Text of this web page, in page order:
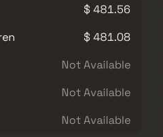
$ 481.56
$ 481.08
Not Available
Not Available
Not Available